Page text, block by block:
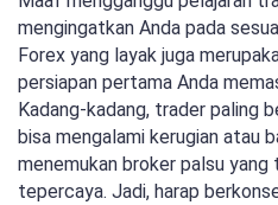
mengingatkan Anda pada
Forex yang layak juga
persiapan pertama Anda
Kadang-kadang, trader paling
bisa mengalami kerugian atau
menemukan broker palsu
tepercaya. Jadi, harap